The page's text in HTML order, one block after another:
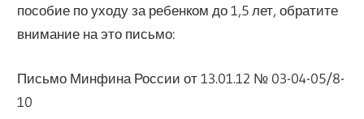
пособие по уходу за ребенком до 1,5 лет, обратите
внимание на это письмо:
Письмо Минфина России от 13.01.12 № 03-04-05/8-
10